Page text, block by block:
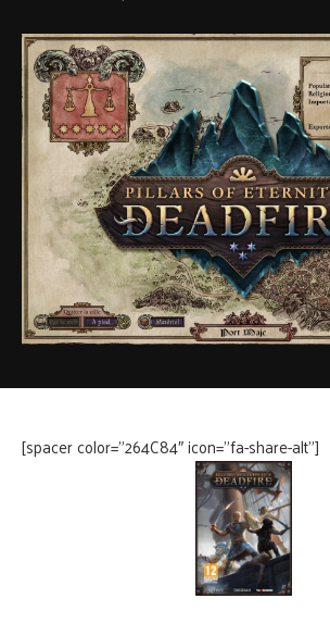
[spacer color=”264C84″ icon=”fa-share-alt”]